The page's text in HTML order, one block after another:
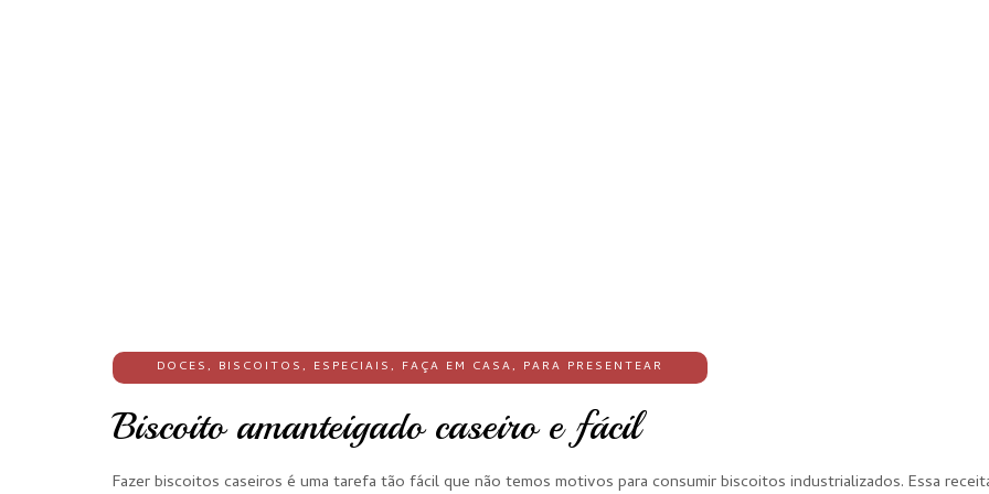
DOCES, BISCOITOS, ESPECIAIS, FAÇA EM CASA, PARA PRESENTEAR
Biscoito amanteigado caseiro e fácil
Fazer biscoitos caseiros é uma tarefa tão fácil que não temos motivos para consumir biscoitos industrializados. Essa